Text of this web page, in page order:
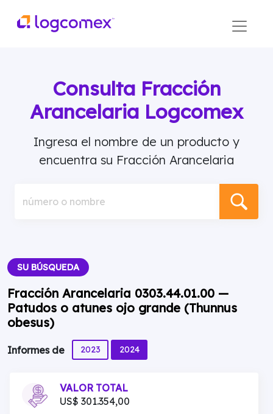
Consulta Fracción
Arancelaria Logcomex
Ingresa el nombre de un producto y
encuentra su Fracción Arancelaria
número o nombre
SU BÚSQUEDA
Fracción Arancelaria 0303.44.01.00 —
Patudos o atunes ojo grande (Thunnus
obesus)
Informes de 2023 2024
VALOR TOTAL
US$ 301.354,00